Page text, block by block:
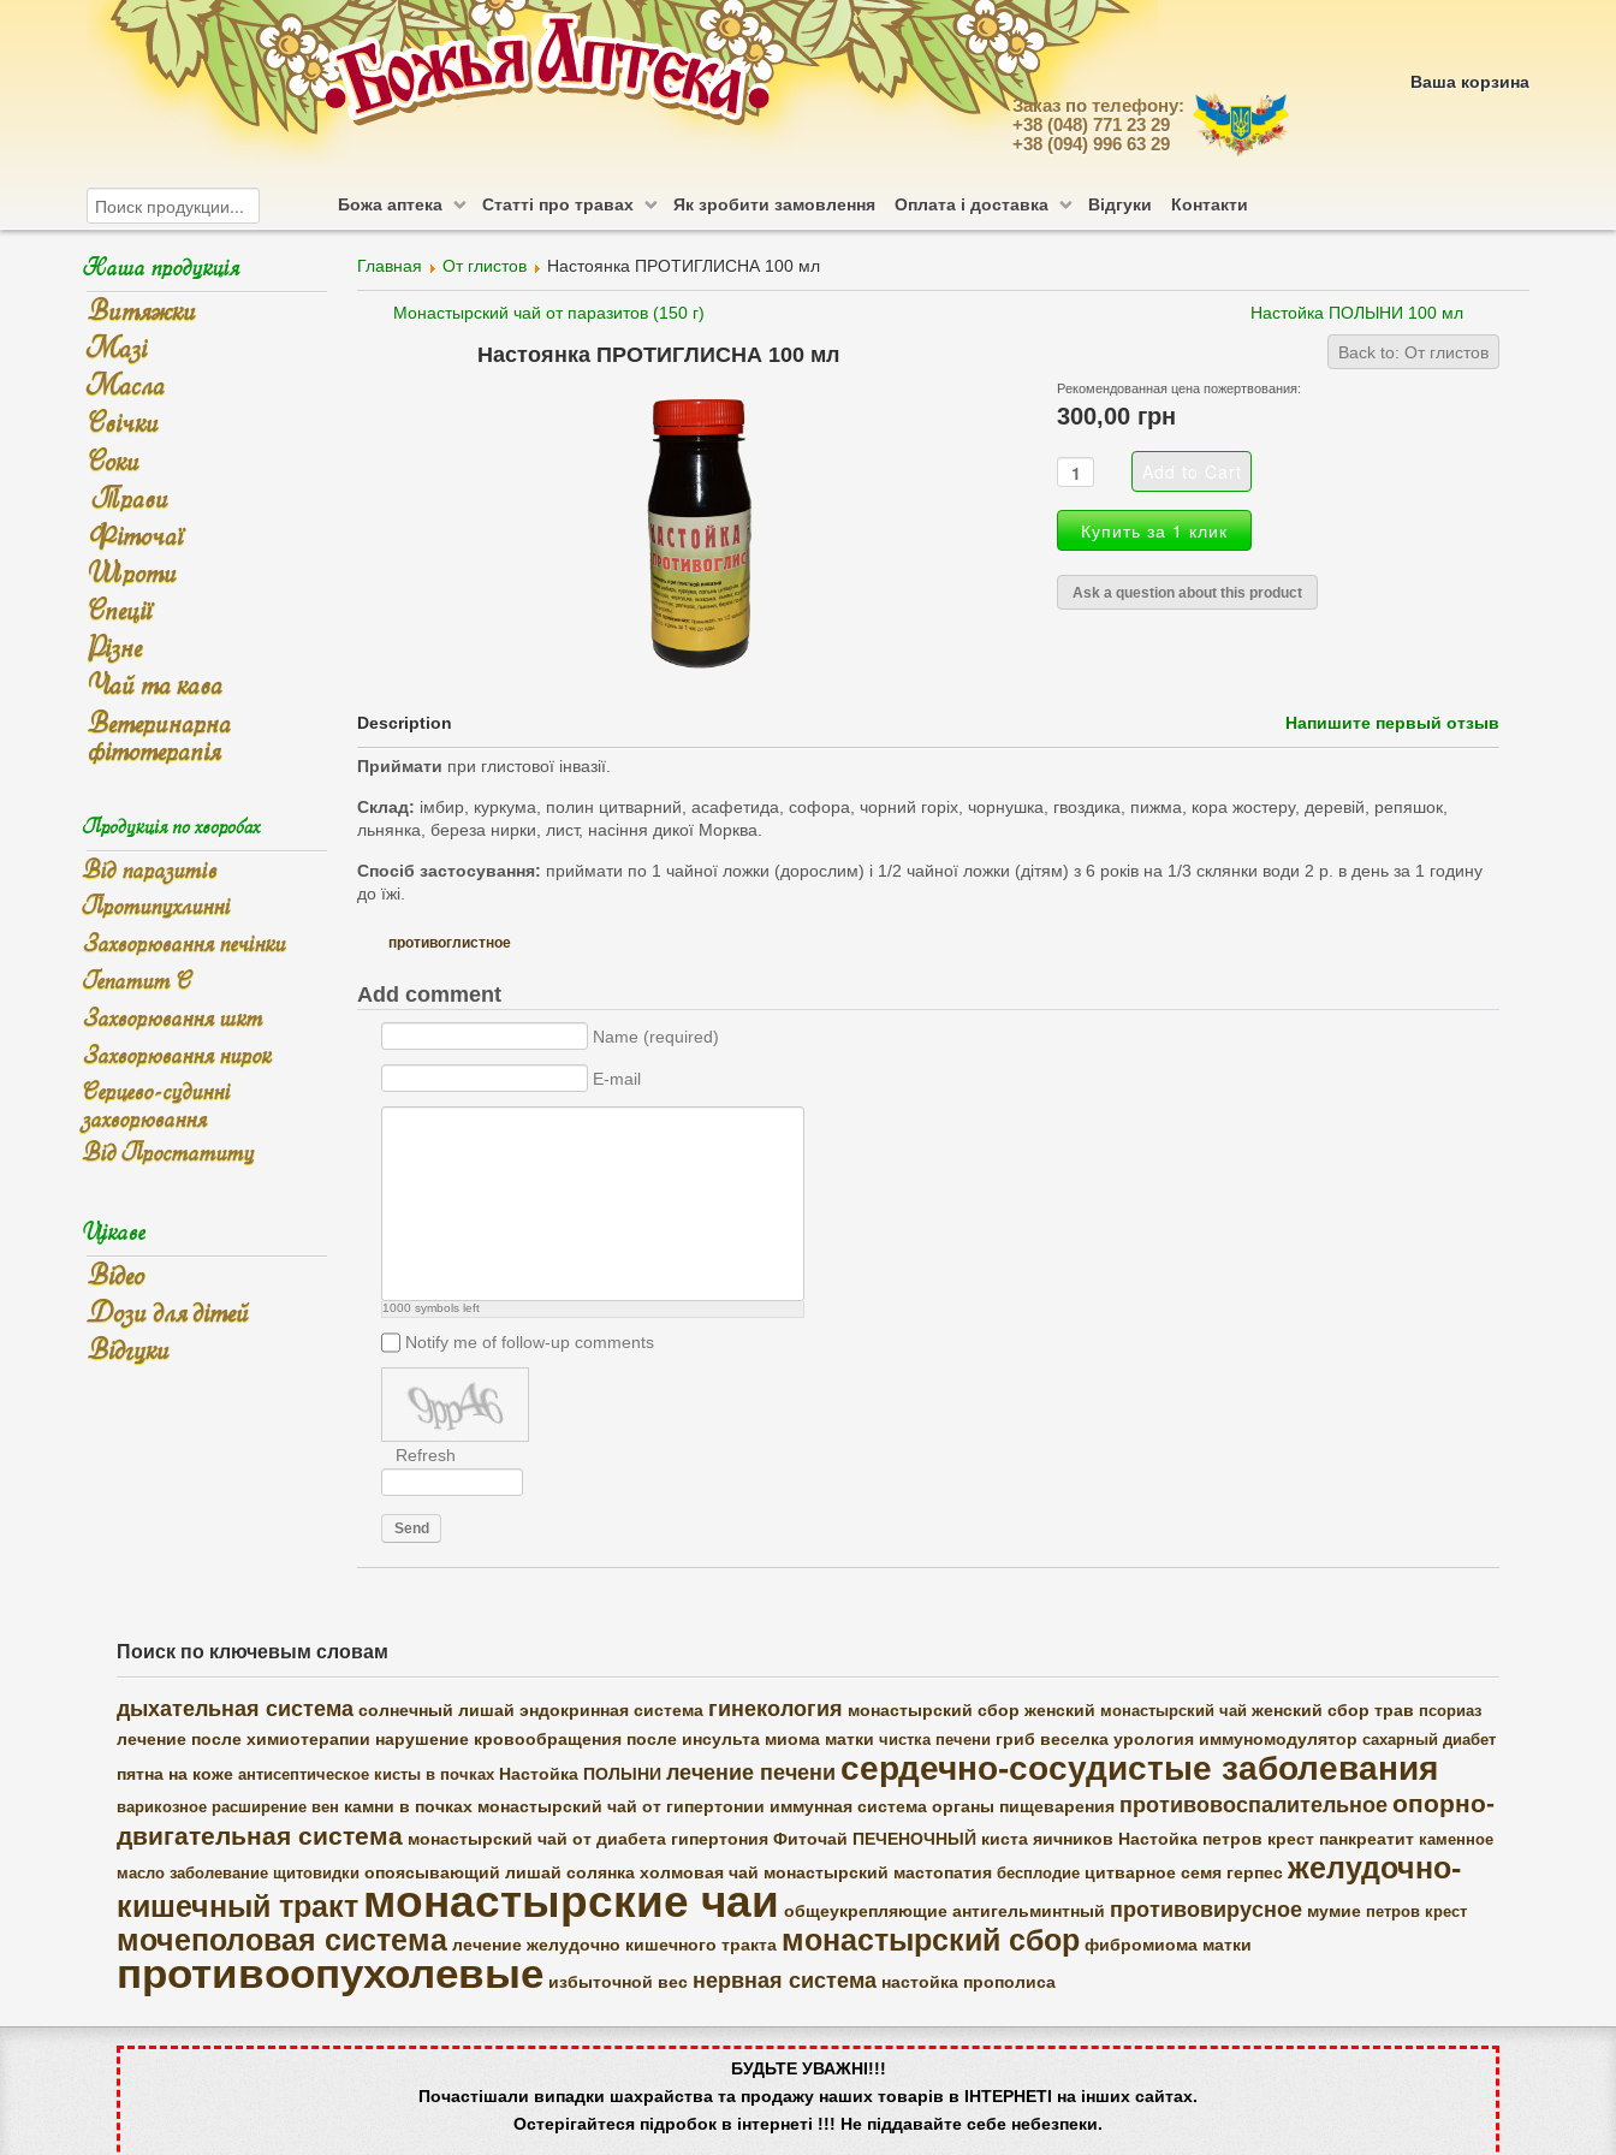
Заказ по телефону:
+38 (048) 771 23 29
+38 (094) 996 63 29
Ваша корзина
Божа аптека Статті про травах Як зробити замовлення Оплата і доставка Відгуки Контакти
Главная От глистов Настоянка ПРОТИГЛИСНА 100 мл
Монастырский чай от паразитов (150 г) Настойка ПОЛЫНИ 100 мл
Back to: От глистов
Настоянка ПРОТИГЛИСНА 100 мл
Рекомендованная цена пожертвования:
300,00 грн
Купить за 1 клик
Ask a question about this product
Description Напишите первый отзыв
Приймати при глистової інвазії.
Склад: імбир, куркума, полин цитварний, асафетида, софора, чорний горіх, чорнушка, гвоздика, пижма, кора жостеру, деревій, репяшок,
льнянка, береза нирки, лист, насіння дикої Морква.
Спосіб застосування: приймати по 1 чайної ложки (дорослим) і 1/2 чайної ложки (дітям) з 6 років на 1/3 склянки води 2 р. в день за 1 годину
до їжі.
противоглистное
Add comment
Name (required)
E-mail
1000 symbols left
Notify me of follow-up comments
Refresh
Send
Наша продукція
Витяжки
Мазі
Масла
Свічки
Соки
Трави
Фіточаї
Шроти
Спеції
Різне
Чай та кава
Ветеринарна
фітотерапія
Продукція по хворобах
Від паразитів
Протипухлинні
Захворювання печінки
Гепатит С
Захворювання шкт
Захворювання нирок
Серцево-судинні
захворювання
Від Простатиту
Цікаве
Відео
Дози для дітей
Відгуки
Поиск по ключевым словам
дыхательная система солнечный лишай эндокринная система гинекология монастырский сбор женский монастырский чай женский сбор трав псориаз
лечение после химиотерапии нарушение кровообращения после инсульта миома матки чистка печени гриб веселка урология иммуномодулятор сахарный диабет
пятна на коже антисептическое кисты в почках Настойка ПОЛЫНИ лечение печени сердечно-сосудистые заболевания
варикозное расширение вен камни в почках монастырский чай от гипертонии иммунная система органы пищеварения противовоспалительное опорно-
двигательная система монастырский чай от диабета гипертония Фиточай ПЕЧЕНОЧНЫЙ киста яичников Настойка петров крест панкреатит каменное
масло заболевание щитовидки опоясывающий лишай солянка холмовая чай монастырский мастопатия бесплодие цитварное семя герпес желудочно-
кишечный тракт монастырские чаи общеукрепляющие антигельминтный противовирусное мумие петров крест
мочеполовая система лечение желудочно кишечного тракта монастырский сбор фибромиома матки
противоопухолевые избыточной вес нервная система настойка прополиса
БУДЬТЕ УВАЖНІ!!!
Почастішали випадки шахрайства та продажу наших товарів в ІНТЕРНЕТІ на інших сайтах.
Остерігайтеся підробок в інтернеті !!! Не піддавайте себе небезпеки.